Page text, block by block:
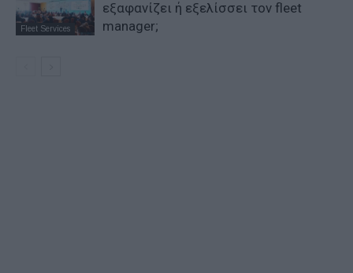
Fleet Services
εξαφανίζει ή εξελίσσει τον fleet
manager;